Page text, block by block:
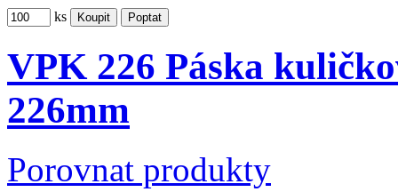
ks
VPK 226 Páska
226mm
Porovnat produkty